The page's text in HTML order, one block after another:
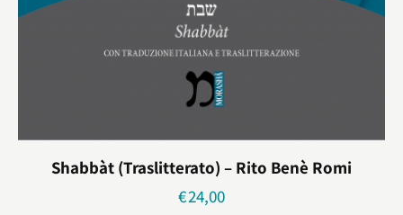
Shabbàt (traslitterato) – Rito Benè Romi
€24,00